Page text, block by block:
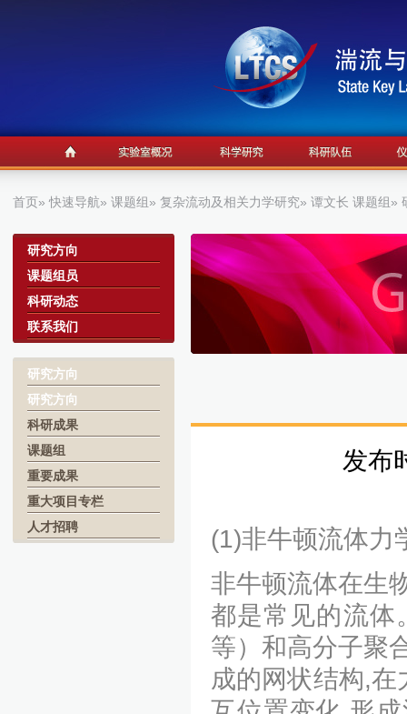
首页»快速导航» 课题组» 复杂流动及相关力学研究» 谭文长 课题组»
a
研究方向
课题组员
科研动态
联系我们
研究方向
研究方向
科研成果
课题组
重要成果
重大项目专栏
人才招聘
发布
(1)非牛顿流体力
非牛顿流体在生
都是常见的流体
等）和高分子聚
成的网状结构,